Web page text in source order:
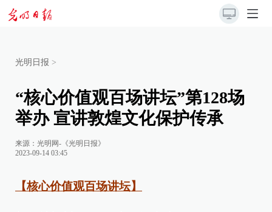
光明日报 >
“核心价值观百场讲坛”第128场
举办 宣讲敦煌文化保护传承
来源： 光明网-《光明日报》
2023-09-14 03:45
【核心价值观百场讲坛】